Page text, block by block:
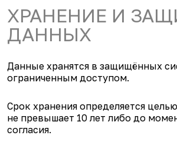
ХРАНЕНИЕ И
ДАННЫХ
Данные хранятся в защищённых
ограниченным доступом.
Срок хранения определяется
не превышает 10 лет либо до
согласия.